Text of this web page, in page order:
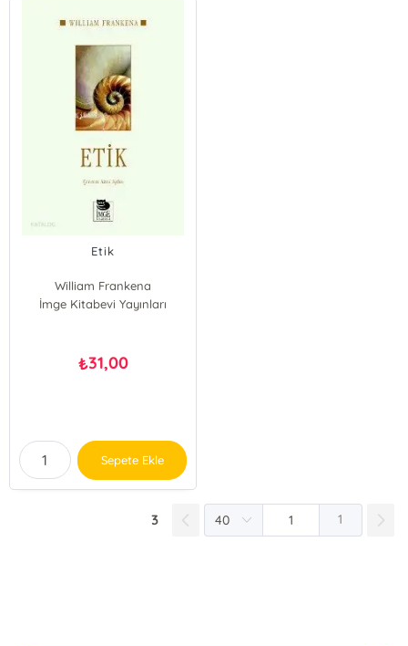
Etik
William Frankena
İmge Kitabevi Yayınları
₺31,00
Sepete Ekle
3 1